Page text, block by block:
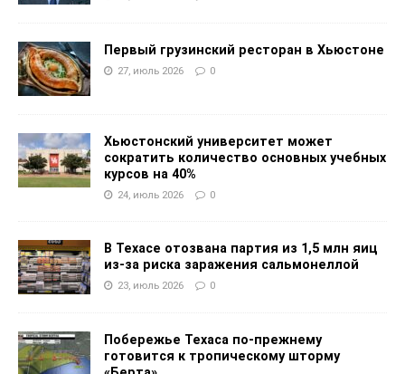
Первый грузинский ресторан в Хьюстоне
27, июль 2026 0
Хьюстонский университет может
сократить количество основных учебных
курсов на 40%
24, июль 2026 0
В Техасе отозвана партия из 1,5 млн яиц
из-за риска заражения сальмонеллой
23, июль 2026 0
Побережье Техаса по-прежнему
готовится к тропическому шторму